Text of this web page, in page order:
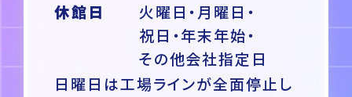
休館日
火曜日・月曜日・
祝日・年末年始・
その他会社指定日
日曜日は工場ラインが全面停止し